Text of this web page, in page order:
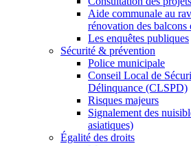
Aide communale au
rénovation des balcons
Les enquêtes publiques
Sécurité & prévention
Police municipale
Conseil Local de
Délinquance (CLSPD)
Risques majeurs
Signalement des
asiatiques)
Égalité des droits